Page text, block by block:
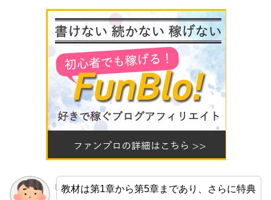
教材は第1章から第5章まであり、さらに特典